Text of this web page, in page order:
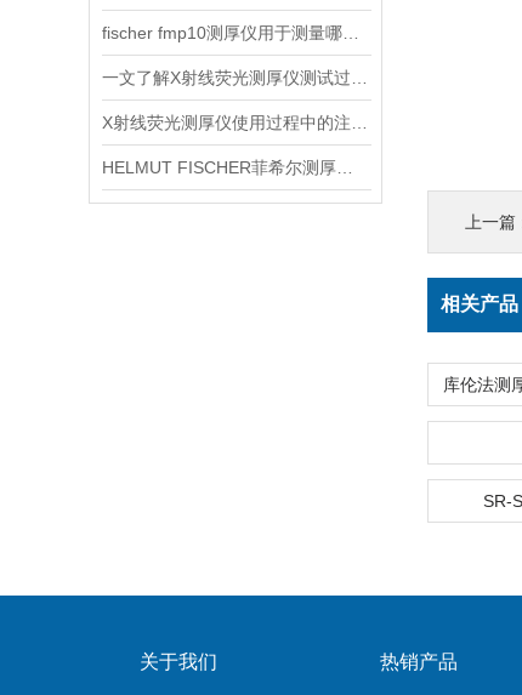
上一篇
相关产品
SR-
关于我们 热销产品